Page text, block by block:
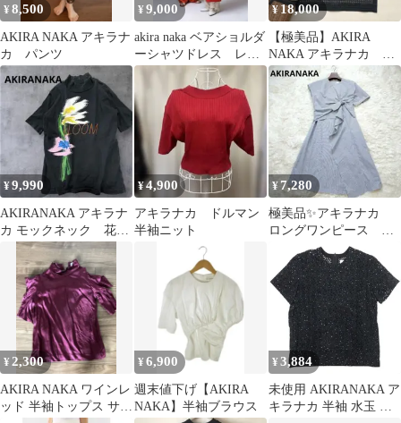
¥8,500
AKIRA NAKA アキラナ
カ パンツ
¥9,000
akira naka ベアショルダ
ーシャツドレス レッ
ド
¥18,000
【極美品】AKIRA
NAKA アキラナカ フ
ラワーレースドッキン
グベスト 黒
¥9,990
AKIRANAKA アキラナ
カ モックネック 花柄
刺繍 プルオーバー
チュニック
¥4,900
アキラナカ ドルマン
半袖ニット
¥7,280
極美品✨アキラナカ
ロングワンピース ア
シンメトリー リボ
ン ストライプ
¥ 2,300
AKIRA NAKA ワインレ
ッド 半袖トップス サイ
¥6,900
週末値下げ【AKIRA
NAKA】半袖ブラウス
¥ 3,884
未使用 AKIRANAKA ア
キラナカ 半袖 水玉 ド